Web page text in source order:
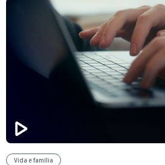
Vida e família